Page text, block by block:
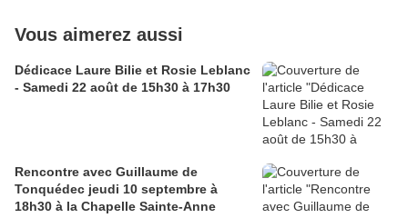
Vous aimerez aussi
Dédicace Laure Bilie et Rosie Leblanc
- Samedi 22 août de 15h30 à 17h30
Rencontre avec Guillaume de
Tonquédec jeudi 10 septembre à
18h30 à la Chapelle Sainte-Anne